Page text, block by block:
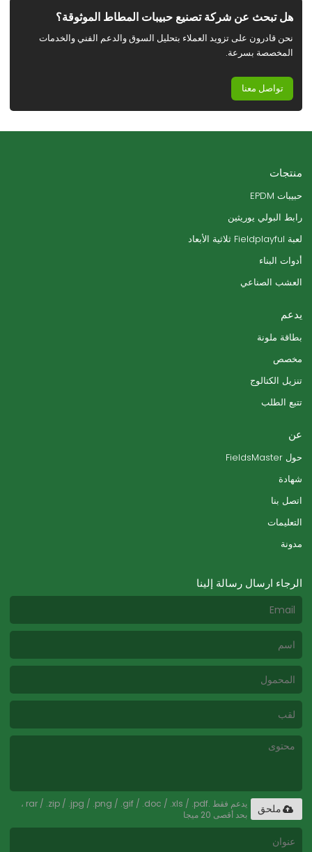
هل تبحث عن شركة تصنيع حبيبات المطاط الموثوقة؟
نحن قادرون على تزويد العملاء بتحليل السوق والدعم الفني والخدمات
المخصصة بسرعة.
تواصل معنا
منتجات
حبيبات EPDM
رابط البولي يوريثين
لعبة Fieldplayful ثلاثية الأبعاد
أدوات البناء
العشب الصناعي
يدعم
بطاقة ملونة
مخصص
تنزيل الكتالوج
تتبع الطلب
عن
حول FieldsMaster
شهادة
اتصل بنا
التعليمات
مدونة
الرجاء ارسال رسالة إلينا
يدعم فقط .rar / .zip / .jpg / .png / .gif / .doc / .xls / .pdf ،
بحد أقصى 20 ميجا
ملحق